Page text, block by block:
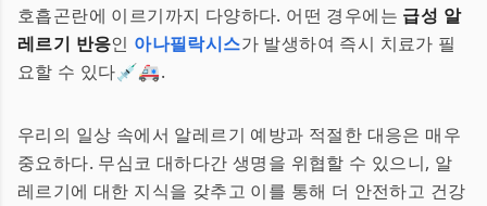
호흡곤란에 이르기까지 다양하다. 어떤 경우에는 급성 알
레르기 반응인 아나필락시스가 발생하여 즉시 치료가 필
요할 수 있다💉🚑.
우리의 일상 속에서 알레르기 예방과 적절한 대응은 매우
중요하다. 무심코 대하다간 생명을 위협할 수 있으니, 알
레르기에 대한 지식을 갖추고 이를 통해 더 안전하고 건강